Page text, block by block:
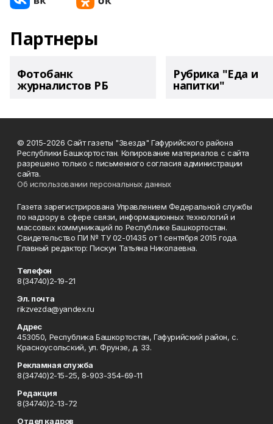
Партнеры
Фотобанк
журналистов РБ
Рубрика "Еда и
напитки"
© 2015-2026 Сайт газеты "Звезда" Гафурийского района
Республики Башкортостан. Копирование материалов с сайта
разрешено только с письменного согласия администрации
сайта.
Об использовании персональных данных
Газета зарегистрирована Управлением Федеральной службы
по надзору в сфере связи, информационных технологий и
массовых коммуникаций по Республике Башкортостан.
Свидетельство ПИ № ТУ 02-01435 от 1 сентября 2015 года.
Главный редактор: Пискун Татьяна Николаевна.
Телефон
8(34740)2-19-21
Эл. почта
rikzvezda@yandex.ru
Адрес
453050, Республика Башкортостан, Гафурийский район, с.
Красноусольский, ул. Фрунзе, д. 33.
Рекламная служба
8(34740)2-15-25, 8-903-354-69-11
Редакция
8(34740)2-13-72
Отдел кадров